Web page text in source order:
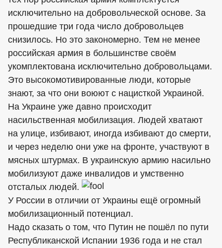
исключительно на добровольческой основе. За
прошедшие три года число добровольцев
снизилось. Но это закономерно. Тем не менее
российская армия в большинстве своём
укомплектована исключительно добровольцами.
Это высокомотивированные люди, которые
знают, за что они воюют с нацисткой Украиной.
На Украине уже давно происходит
насильственная мобилизация. Людей хватают
на улице, избивают, иногда избивают до смерти,
и через неделю они уже на фронте, участвуют в
мясных штурмах. В украинскую армию насильно
мобилизуют даже инвалидов и умственно
отсталых людей.
У России в отличии от Украины ещё огромный
мобилизационный потенциал.
Надо сказать о том, что Путин не пошёл по пути
Республиканской Испании 1936 года и не стал